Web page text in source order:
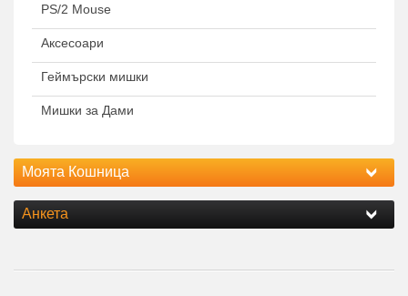
PS/2 Mouse
Аксесоари
Геймърски мишки
Мишки за Дами
Моята Кошница
Анкета